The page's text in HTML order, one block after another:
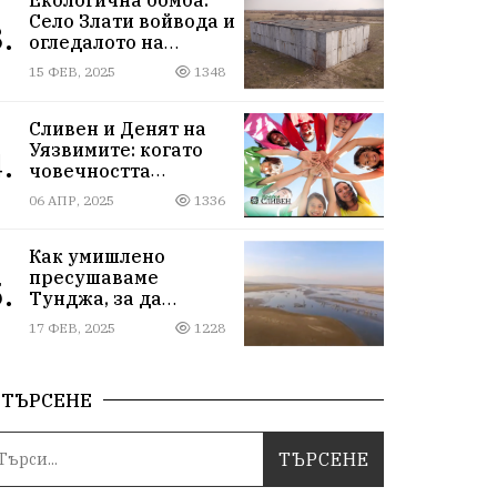
Село Злати войвода и
огледалото на
управлението
15 ФЕВ, 2025 1348
Сливен и Денят на
Уязвимите: когато
човечността
надмогва
предразсъдъците
06 АПР, 2025 1336
Как умишлено
пресушаваме
Тунджа, за да
пълним Марица и…
джобовете на частни
17 ФЕВ, 2025 1228
ТЪРСЕНЕ